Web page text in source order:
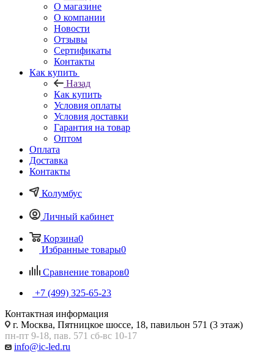
О магазине
О компании
Новости
Отзывы
Сертификаты
Контакты
Как купить
Назад
Как купить
Условия оплаты
Условия доставки
Гарантия на товар
Оптом
Оплата
Доставка
Контакты
Колумбус
Личный кабинет
Корзина0
Избранные товары0
Сравнение товаров0
+7 (499) 325-65-23
Контактная информация
г. Москва, Пятницкое шоссе, 18, павильон 571 (3 этаж)
пн-пт 9-18, пав. 571 сб-вс 10-17
info@ic-led.ru